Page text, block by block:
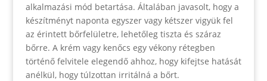
alkalmazási mód betartása. Általában javasolt, hogy a
készítményt naponta egyszer vagy kétszer vigyük fel
az érintett bőrfelületre, lehetőleg tiszta és száraz
bőrre. A krém vagy kenőcs egy vékony rétegben
történő felvitele elegendő ahhoz, hogy kifejtse hatását
anélkül, hogy túlzottan irritálná a bőrt.